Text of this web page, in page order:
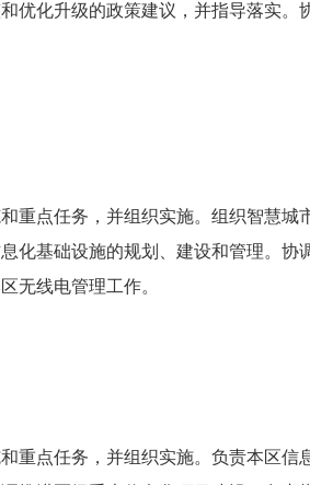
优化升级的政策建议，并指导落实。
重点任务，并组织实施。组织智慧城
化基础设施的规划、建设和管理。协
无线电管理工作。
重点任务，并组织实施。负责本区信